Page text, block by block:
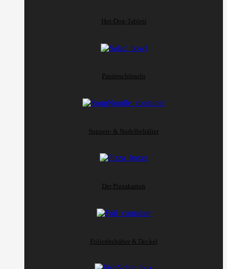
Hot-Dog-Tablett
Papierschüsseln
Suppen- & Nudelbehälter
Der Pizzakarton
Folienbehälter & Deckel